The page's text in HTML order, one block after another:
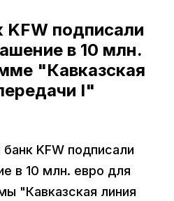
подписали
в 10 млн.
"Кавказская
I"
KFW подписали
в 10 млн. евро для
"Кавказская линия